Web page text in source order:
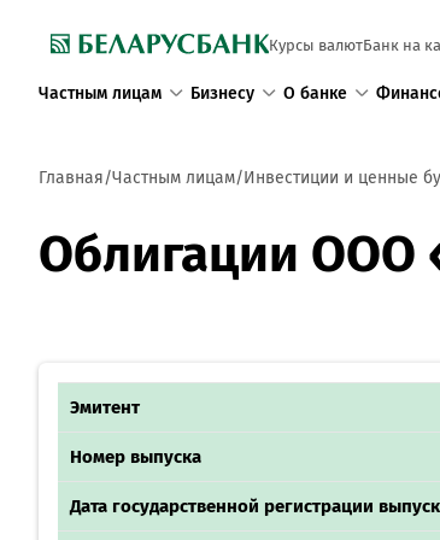
Курсы валютБанк на
Частным лицам Бизнесу О банке
Главная Частным лицам Инвестиции и ценные
Облигации ООО
Эмитент
Номер выпуска
Дата государственной регистрации